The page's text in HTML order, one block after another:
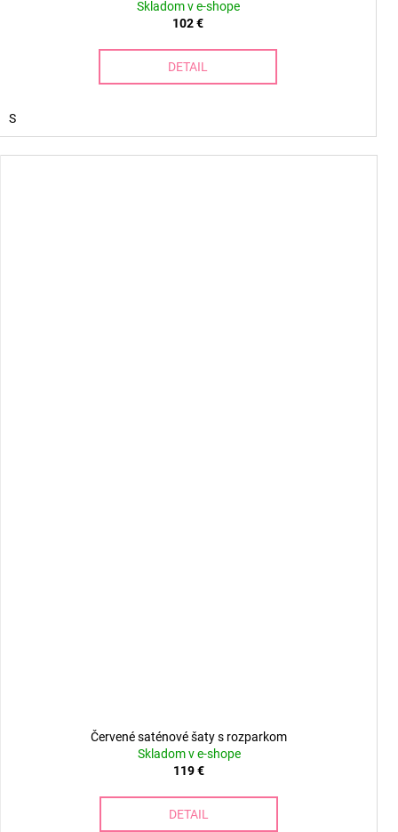
Skladom v e-shope
102 €
DETAIL
S
Červené saténové šaty s rozparkom
Skladom v e-shope
119 €
DETAIL